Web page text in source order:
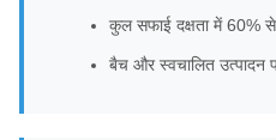
कुल सफाई दक्षता में 60% से
बैच और स्वचालित उत्पादन